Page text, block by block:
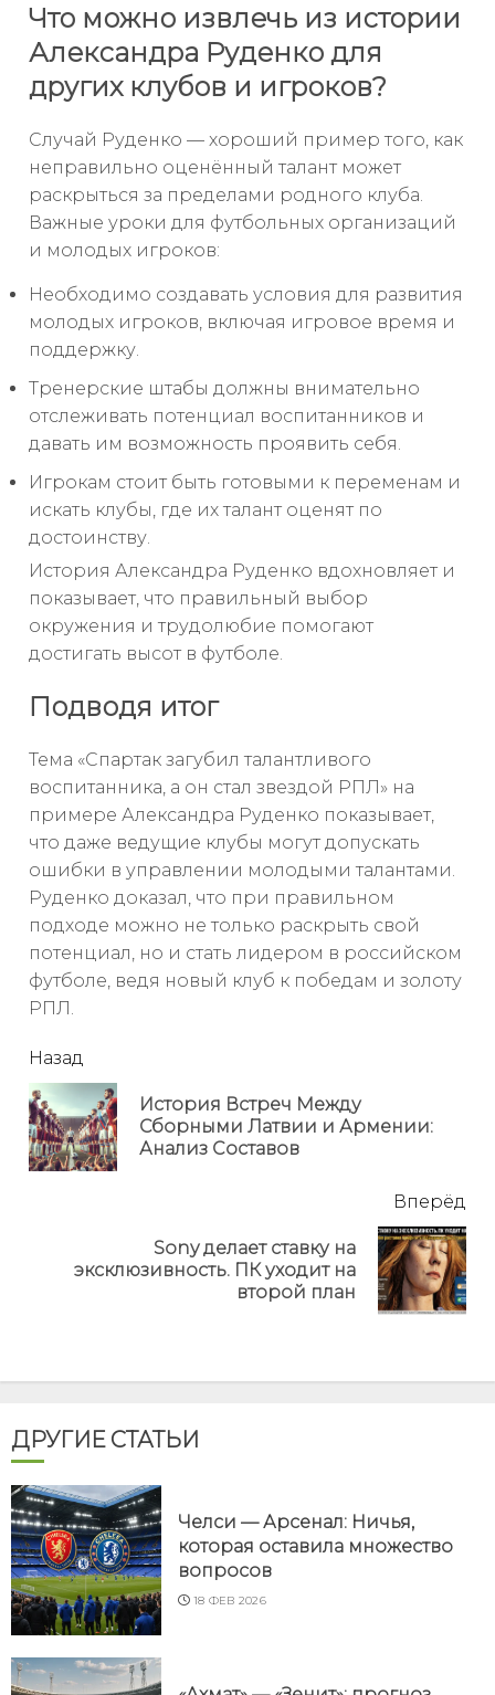
Что можно извлечь из истории
Александра Руденко для
других клубов и игроков?
Случай Руденко — хороший пример того, как
неправильно оценённый талант может
раскрыться за пределами родного клуба.
Важные уроки для футбольных организаций
и молодых игроков:
Необходимо создавать условия для развития
молодых игроков, включая игровое время и
поддержку.
Тренерские штабы должны внимательно
отслеживать потенциал воспитанников и
давать им возможность проявить себя.
Игрокам стоит быть готовыми к переменам и
искать клубы, где их талант оценят по
достоинству.
История Александра Руденко вдохновляет и
показывает, что правильный выбор
окружения и трудолюбие помогают
достигать высот в футболе.
Подводя итог
Тема «Спартак загубил талантливого
воспитанника, а он стал звездой РПЛ» на
примере Александра Руденко показывает,
что даже ведущие клубы могут допускать
ошибки в управлении молодыми талантами.
Руденко доказал, что при правильном
подходе можно не только раскрыть свой
потенциал, но и стать лидером в российском
футболе, ведя новый клуб к победам и золоту
РПЛ.
читать
еще
Назад
История Встреч Между
Сборными Латвии и Армении:
Анализ Составов
Вперёд
Sony делает ставку на
эксклюзивность. ПК уходит на
второй план
ДРУГИЕ СТАТЬИ
Челси — Арсенал: Ничья,
которая оставила множество
вопросов
18 ФЕВ 2026